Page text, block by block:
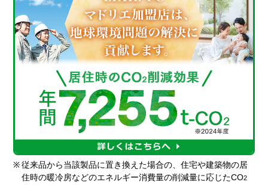
※ 従来品から当該製品に置き換えた場合の、住宅や建築物の居
住時の暖冷房などのエネルギー消費量の削減量に応じたCO2